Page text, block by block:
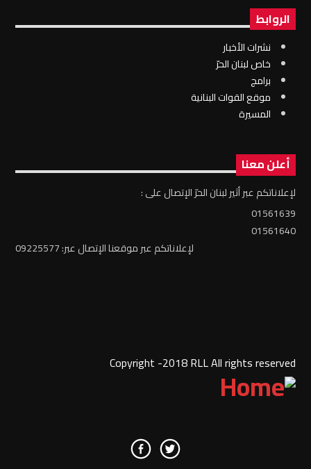
الروابط
نشرات الأخبار
خاص لبنان الحرّ
برامج
موقع القوات البنانية
المسيرة
أعلن معنا
لإعلاناتكم عبر أثير لبنان الحرّ الإتصال على :
01561639
01561640
لإعلاناتكم عبر موقعنا الإتصال عبر: 09225577
Copyright -2018 RLL All rights reserved